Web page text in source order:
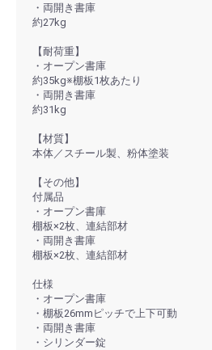
・両開き書庫
約27kg
【耐荷重】
・オープン書庫
約35kg※棚板1枚あたり
・両開き書庫
約31kg
【材質】
本体／スチール製、粉体塗装
【その他】
付属品
・オープン書庫
棚板×2枚、連結部材
・両開き書庫
棚板×2枚、連結部材
仕様
・オープン書庫
・棚板26mmピッチで上下可動
・両開き書庫
・シリンダー錠